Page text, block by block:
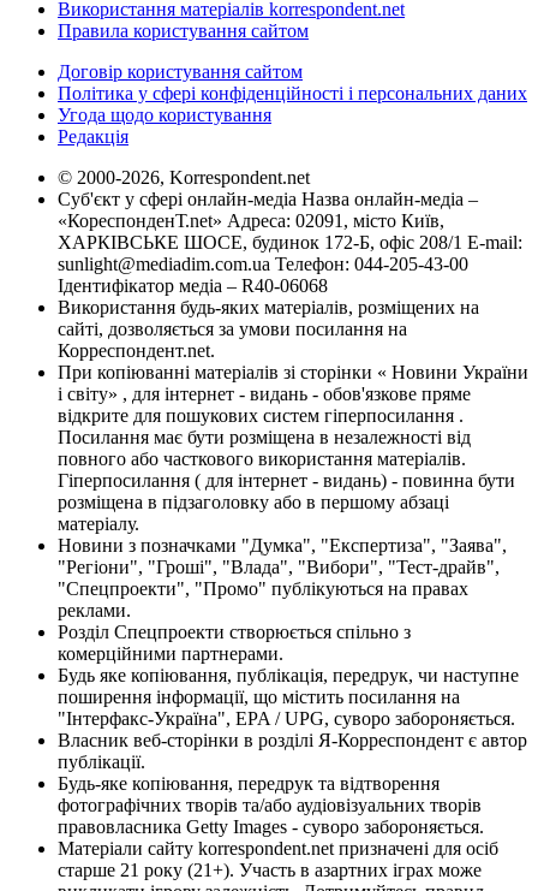
Використання матеріалів korrespondent.net
Правила користування сайтом
Договір користування сайтом
Політика у сфері конфіденційності і персональних даних
Угода щодо користування
Редакція
© 2000-2026, Korrespondent.net
Суб'єкт у сфері онлайн-медіа Назва онлайн-медіа –
«КореспонденТ.net» Адреса: 02091, місто Київ,
ХАРКІВСЬКЕ ШОСЕ, будинок 172-Б, офіс 208/1 E-mail:
sunlight@mediadim.com.ua Телефон: 044-205-43-00
Ідентифікатор медіа – R40-06068
Використання будь-яких матеріалів, розміщених на
сайті, дозволяється за умови посилання на
Корреспондент.net.
При копіюванні матеріалів зі сторінки « Новини України
і світу» , для інтернет - видань - обов'язкове пряме
відкрите для пошукових систем гіперпосилання .
Посилання має бути розміщена в незалежності від
повного або часткового використання матеріалів.
Гіперпосилання ( для інтернет - видань) - повинна бути
розміщена в підзаголовку або в першому абзаці
матеріалу.
Новини з позначками "Думка", "Експертиза", "Заява",
"Регіони", "Гроші", "Влада", "Вибори", "Тест-драйв",
"Спецпроекти", "Промо" публікуються на правах
реклами.
Розділ Спецпроекти створюється спільно з
комерційними партнерами.
Будь яке копіювання, публікація, передрук, чи наступне
поширення інформації, що містить посилання на
"Інтерфакс-Україна", EPA / UPG, суворо забороняється.
Власник веб-сторінки в розділі Я-Корреспондент є автор
публікації.
Будь-яке копіювання, передрук та відтворення
фотографічних творів та/або аудіовізуальних творів
правовласника Getty Images - суворо забороняється.
Матеріали сайту korrespondent.net призначені для осіб
старше 21 року (21+). Участь в азартних іграх може